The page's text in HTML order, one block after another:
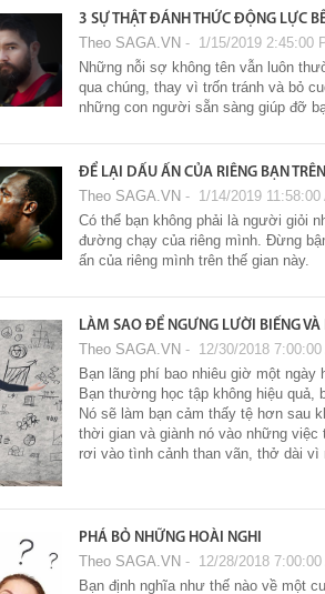
3 SỰ THẬT ĐÁNH THỨC ĐỘNG LỰC
Theo SAGA.VN ‐ 1/15/2019 2:45:00
Những nỗi sợ không tên vẫn luôn
qua chúng, thay vì trốn tránh và bỏ
những con người sẵn sàng giúp đỡ
ĐỂ LẠI DẤU ẤN CỦA RIÊNG BẠN
Theo SAGA.VN ‐ 1/14/2019 11:58:00
Có thể bạn không phải là người giỏi
đường chạy của riêng mình. Đừng
ấn của riêng mình trên thế gian này.
LÀM SAO ĐỂ NGƯNG LƯỜI BIẾNG
Theo SAGA.VN ‐ 12/30/2018 7:00:00
Bạn lãng phí bao nhiêu giờ một
Bạn thường học tập không hiệu quả,
Nó sẽ làm bạn cảm thấy tệ hơn sau
thời gian và giành nó vào những
rơi vào tình cảnh than vãn, thở dài vì
PHÁ BỎ NHỮNG HOÀI NGHI
Theo SAGA.VN ‐ 12/28/2018 7:00:00
Bạn định nghĩa như thế nào về một